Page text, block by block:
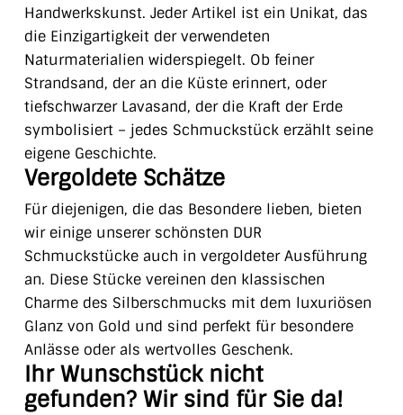
Handwerkskunst. Jeder Artikel ist ein Unikat, das
die Einzigartigkeit der verwendeten
Naturmaterialien widerspiegelt. Ob feiner
Strandsand, der an die Küste erinnert, oder
tiefschwarzer Lavasand, der die Kraft der Erde
symbolisiert – jedes Schmuckstück erzählt seine
eigene Geschichte.
Vergoldete Schätze
Für diejenigen, die das Besondere lieben, bieten
wir einige unserer schönsten DUR
Schmuckstücke auch in vergoldeter Ausführung
an. Diese Stücke vereinen den klassischen
Charme des Silberschmucks mit dem luxuriösen
Glanz von Gold und sind perfekt für besondere
Anlässe oder als wertvolles Geschenk.
Ihr Wunschstück nicht
gefunden? Wir sind für Sie da!